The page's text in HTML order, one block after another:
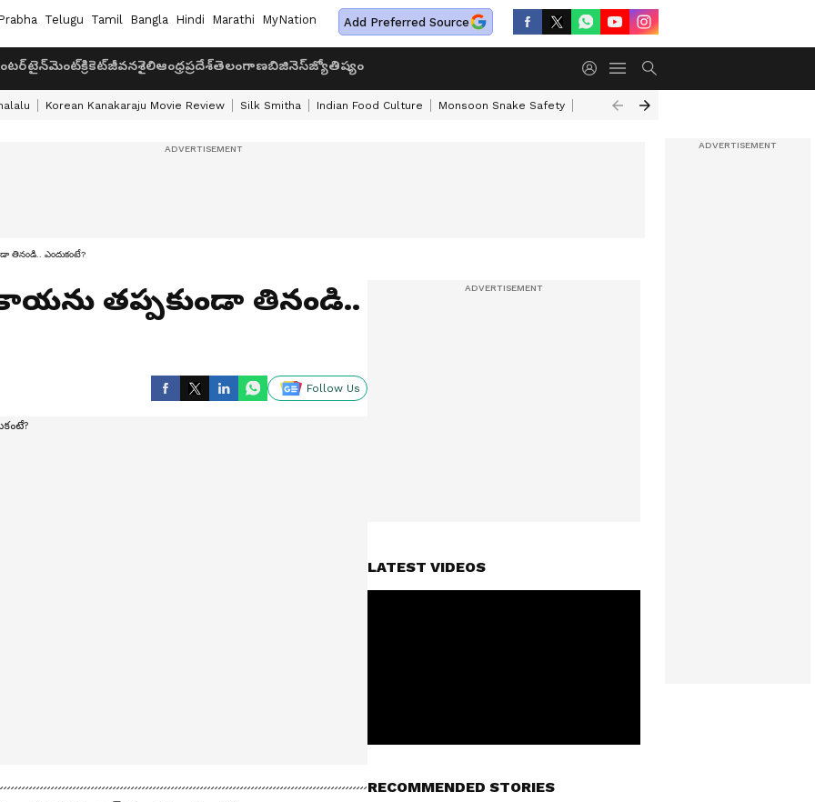
Telugu Tamil Bangla Hindi Marathi MyNation Add Preferred Source
క్రికెట్జీవనశైలిఆంధ్రప్రదేశ్తెలంగాణబిజినెస్జ్యోతిష్యం
Korean Kanakaraju Movie Review Silk Smitha Indian Food Culture Monsoon Snake Safety Akkineni Nageswara Rao
తినండి.. ఎందుకంటే?
తప్పకుండా తినండి..
Follow Us
LATEST VIDEOS
RECOMMENDED STORIES